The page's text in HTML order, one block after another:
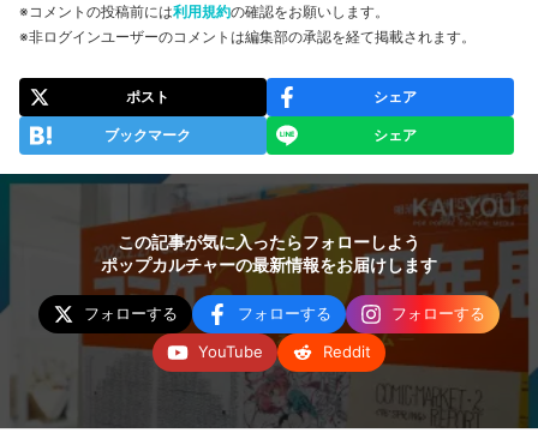
※コメントの投稿前には利用規約の確認をお願いします。
※非ログインユーザーのコメントは編集部の承認を経て掲載されます。
ポスト シェア
ブックマーク シェア
この記事が気に入ったらフォローしよう
ポップカルチャーの最新情報をお届けします
フォローする フォローする
フォローする
YouTube
Reddit